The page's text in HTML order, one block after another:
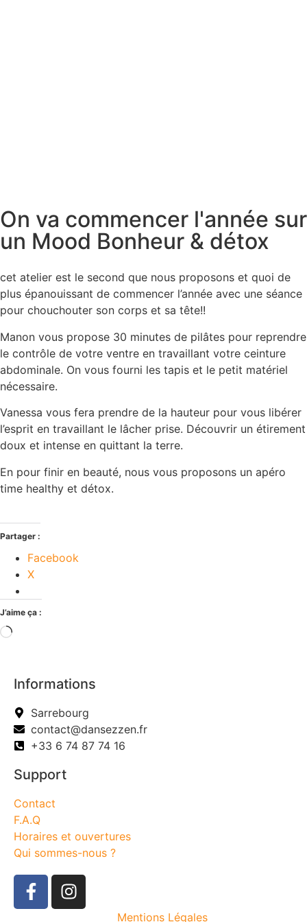
On va commencer l'année sur
un Mood Bonheur & détox
cet atelier est le second que nous proposons et quoi de
plus épanouissant de commencer l’année avec une séance
pour chouchouter son corps et sa tête!!
Manon vous propose 30 minutes de pilâtes pour reprendre
le contrôle de votre ventre en travaillant votre ceinture
abdominale. On vous fourni les tapis et le petit matériel
nécessaire.
Vanessa vous fera prendre de la hauteur pour vous libérer
l’esprit en travaillant le lâcher prise. Découvrir un étirement
doux et intense en quittant la terre.
En pour finir en beauté, nous vous proposons un apéro
time healthy et détox.
Partager :
Facebook
X
J’aime ça :
Informations
Sarrebourg
contact@dansezzen.fr
+33 6 74 87 74 16
Support
Contact
F.A.Q
Horaires et ouvertures
Qui sommes-nous ?
Mentions Légales